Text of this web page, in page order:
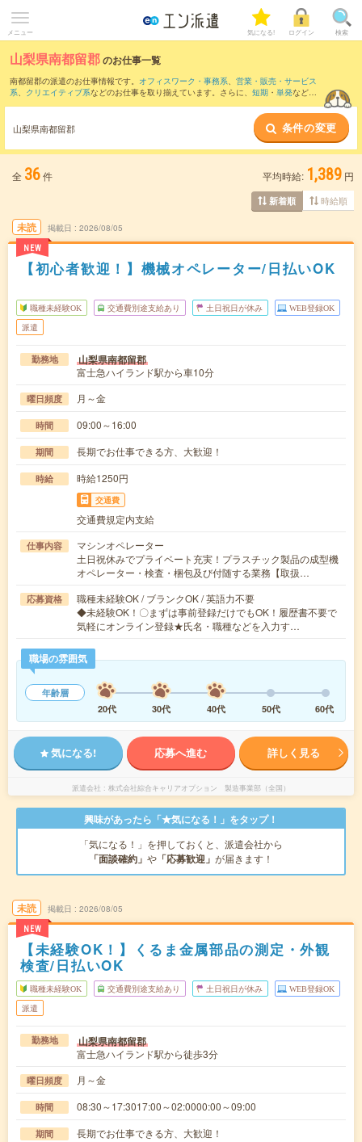
メニュー 気になる! ログイン 検索
山梨県南都留郡のお仕事一覧
南都留郡の派遣のお仕事情報です。 オフィスワーク・事務系、 営業・販売・サービス
系、 クリエイティブ系などのお仕事を取り揃えています。さらに、 短期 ・ 単発などの
また、富士吉田市 など隣接エリアのお仕事もご確認いただけます。
山梨県南都留郡 条件の変更
全 36件 平均時給: 1,389 円
新着順 時給順
未読
NEW
掲載日 2026/08/05
【初心者歓迎！】機械オペレーター/日払いOK
職種未経験OK 交通費別途支給あり 土日祝日が休み WEB登録OK
派遣
勤務地 山梨県南都留郡
富士急ハイランド駅から車10分
曜日頻度 月～金
時間 09:00～16:00
期間 長期でお仕事できる方、大歓迎！
時給 時給1250円
交通費
交通費規定内支給
仕事内容
マシンオペレーター
土日祝休みでプライベート充実！プラスチック製品の成型機
オペレーター・検査・梱包及び付随する業務【取扱…
応募資格
職種未経験OK / ブランクOK / 英語力不要
◆未経験OK！〇まずは事前登録だけでもOK！履歴書不要で
気軽にオンライン登録★氏名・職種などを入力す…
職場の雰囲気
年齢層
20代
30代 40代 50代 60代
気になる! 応募へ進む 詳しく見る
派遣会社 株式会社綜合キャリアオプション 製造事業部（全国）
興味があったら「★気になる！」をタップ！
「気になる！」を押しておくと、派遣会社から
「面談確約」 や 「応募歓迎」 が届きます！
未読
NEW
掲載日 2026/08/05
【未経験OK！】くるま金属部品の測定・外観
検査/日払いOK
職種未経験OK 交通費別途支給あり 土日祝日が休み WEB登録OK
派遣
勤務地 山梨県南都留郡
富士急ハイランド駅から徒歩3分
曜日頻度 月～金
時間 08:30～17:3017:00～02:0000:00～09:00
期間 長期でお仕事できる方、大歓迎！